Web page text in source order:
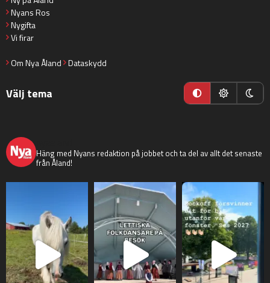
Nyans Ros
Nygifta
Vi firar
Om Nya Åland Dataskydd
Välj tema
Häng med Nyans redaktion på jobbet och ta del av allt det senaste
från Åland!